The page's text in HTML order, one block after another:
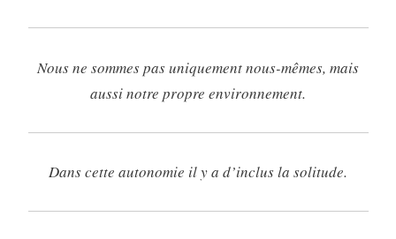
Nous ne sommes pas uniquement nous-mêmes, mais
aussi notre propre environnement.
Dans cette autonomie il y a d’inclus la solitude.